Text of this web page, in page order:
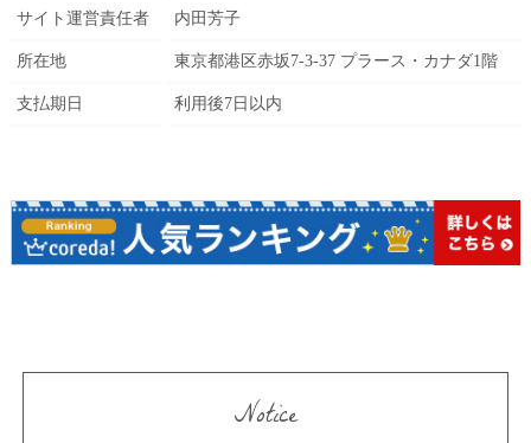
サイト運営責任者 内田芳子
所在地 東京都港区赤坂7-3-37 プラース・カナダ1階
支払期日 利用後7日以内
Notice